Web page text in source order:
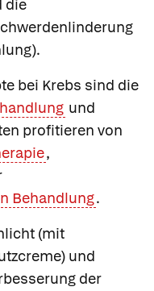
die
bei Krebs sind die
und
profitieren von
,
Behandlung.
(mit
und
der